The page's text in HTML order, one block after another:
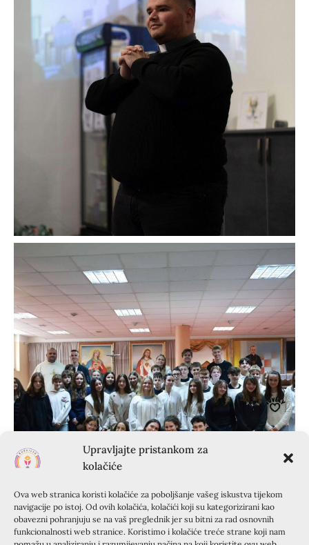
Upravljajte pristankom za
kolačiće
Ova web stranica koristi kolačiće za poboljšanje vašeg iskustva tijekom
navigacije po istoj. Od ovih kolačića, kolačići koji su kategorizirani kao
obavezni pohranjuju se na vaš preglednik jer su bitni za rad osnovnih
funkcionalnosti web stranice. Koristimo i kolačiće treće strane koji nam